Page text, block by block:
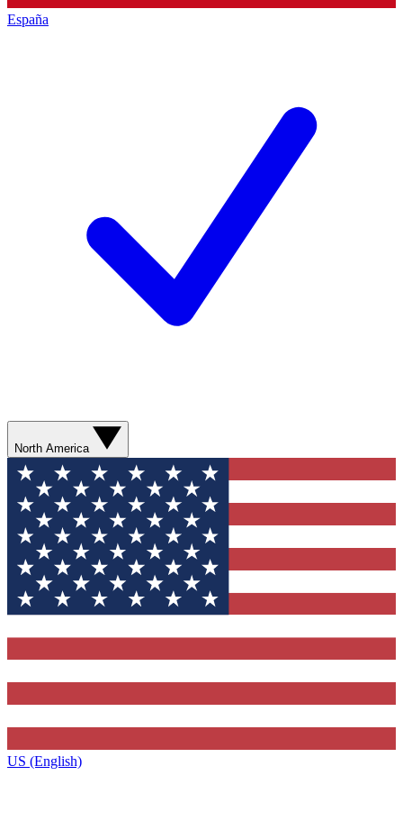
España
North America
US (English)